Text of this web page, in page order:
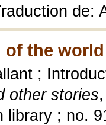
de:
of the
;
other stories
library ; no.